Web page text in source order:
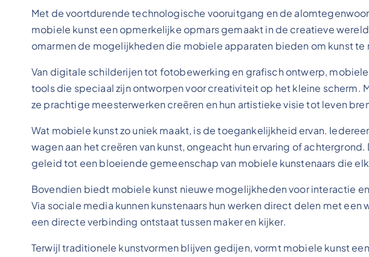
Met de voortdurende technologische vooruitgang en de
mobiele kunst een opmerkelijke opmars gemaakt in de creatieve
omarmen de mogelijkheden die mobiele apparaten bieden om kunst te
Van digitale schilderijen tot fotobewerking en grafisch ontwerp,
tools die speciaal zijn ontworpen voor creativiteit op het kleine scherm.
ze prachtige meesterwerken creëren en hun artistieke visie tot leven
Wat mobiele kunst zo uniek maakt, is de toegankelijkheid ervan.
wagen aan het creëren van kunst, ongeacht hun ervaring of
geleid tot een bloeiende gemeenschap van mobiele kunstenaars die
Bovendien biedt mobiele kunst nieuwe mogelijkheden voor interactie
Via sociale media kunnen kunstenaars hun werken direct delen met
een directe verbinding ontstaat tussen maker en kijker.
Terwijl traditionele kunstvormen blijven gedijen, vormt mobiele kunst